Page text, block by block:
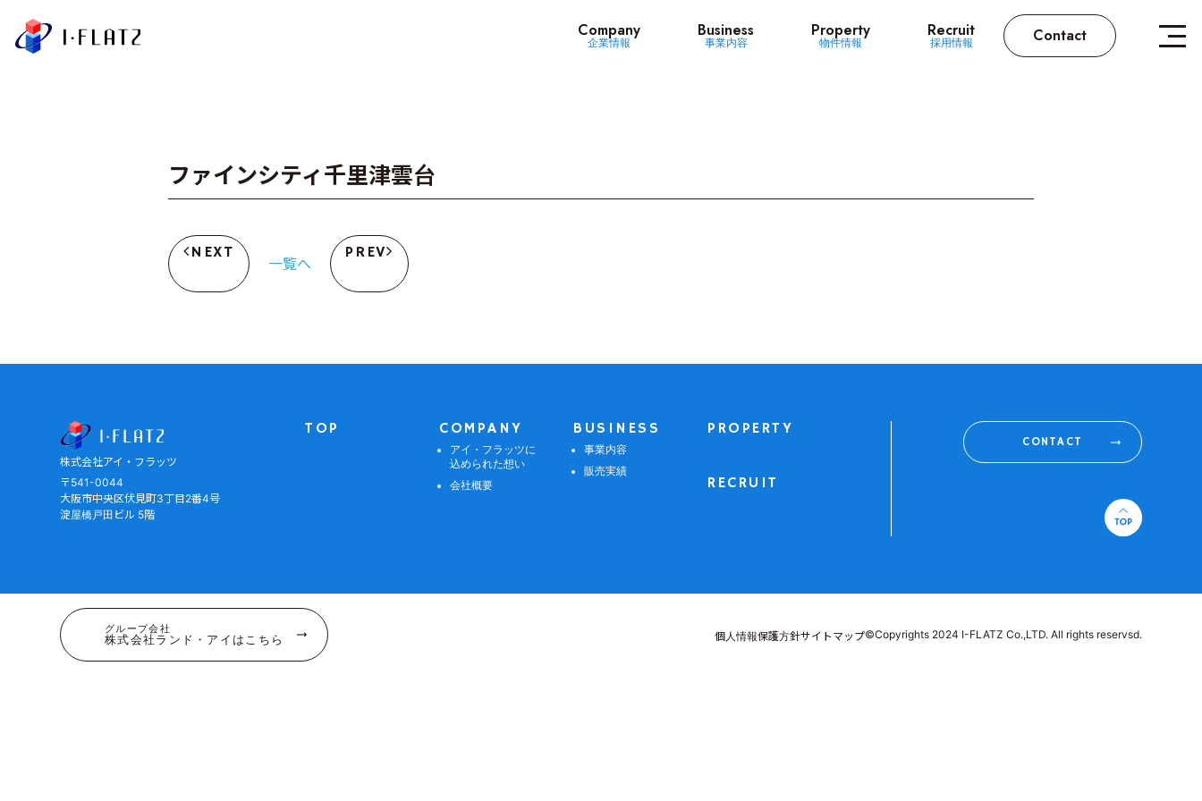
Company
企業情報
Business
事業内容
Property
物件情報
Recruit
採用情報 Contact
ファインシティ千里津雲台
NEXT
一覧へ
PREV
株式会社アイ・フラッツ
株式会社アイ・フラッツ
〒541-0044
大阪市中央区伏見町3丁目2番4号
淀屋橋戸田ビル 5階
TOP COMPANY
アイ・フラッツに
込められた想い
会社概要
BUSINESS
事業内容
販売実績
PROPERTY
RECRUIT
CONTACT
グループ会社
株式会社ランド・アイはこちら 個人情報保護方針サイトマップ©Copyrights 2024 I-FLATZ Co.,LTD. All rights reservsd.